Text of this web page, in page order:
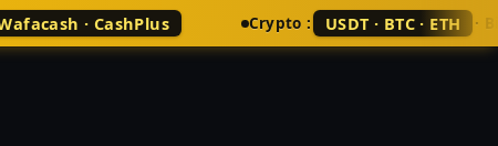
· CashPlus Crypto : USDT · BTC · ETH ·